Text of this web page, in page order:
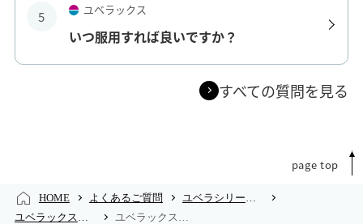
5 ユベラックス
いつ服用すれば良いですか？
すべての質問を見る
page top
HOME よくあるご質問